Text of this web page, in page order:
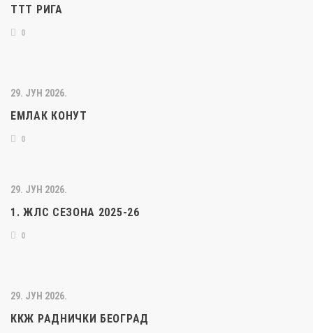
ТТТ РИГА
0
29. ЈУН 2026.
ЕМЛАК КОНУТ
0
29. ЈУН 2026.
1. ЖЛС СЕЗОНА 2025-26
0
29. ЈУН 2026.
ККЖ РАДНИЧКИ БЕОГРАД